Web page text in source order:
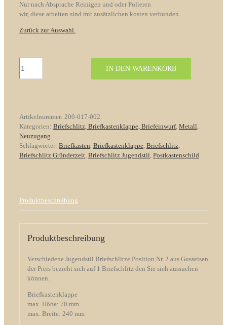
Nur nach Absprache Reinigen und oder Polieren
wir, diese arbeiten sind mit zusätzlichen kosten verbunden.
Zurück zur Auswahl.
Jugendstil
Briefschlitze
Gusseisen
Menge
IN DEN WARENKORB
Artikelnummer: 200-017-002
Kategorien: Briefschlitz, Briefkastenklappe, Briefeinwurf, Metall,
Neuzugang
Schlagwörter: Briefkasten, Briefkastenklappe, Briefschlitz,
Briefschlitz Gründerzeit, Briefschlitz Jugendstil, Postkastenschild
Produktbeschreibung
Produktbeschreibung
Verschiedene Jugendstil Briefschlitze Position Nr. 2 aus Gusseisen
der Preis bezieht sich auf 1 Briefschlitz den Sie sich aussuchen
können.
Briefkastenklappe
max. Höhe: 70 mm
max. Breite: 240 mm